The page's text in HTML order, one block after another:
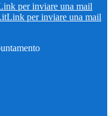
per inviare una mail
Link per inviare una mail